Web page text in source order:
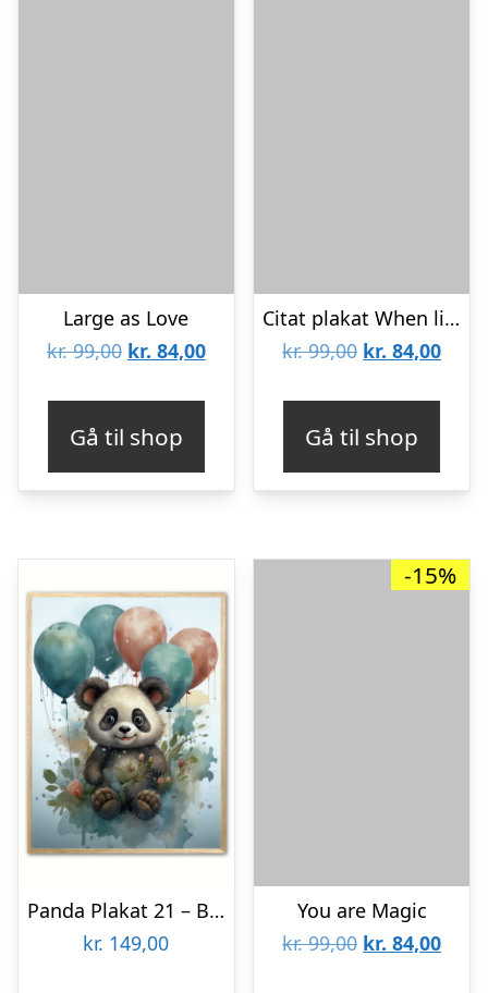
Large as Love
kr.99,00 Den
var:
kr. 99,00.
kr. 84,00Den
kr. 84,00.
Gå til shop
Citat plakat When life gives you lemons
kr.99,00 Den
var:
kr. 99,00.
kr. 84,00Den
kr.
Gå til shop
Panda Plakat 21 – Brneplakat 21 x 29,7 cm (A4)
kr. 149,00
-15%
You are Magic
kr.99,00 Den
kr. 84,00Den